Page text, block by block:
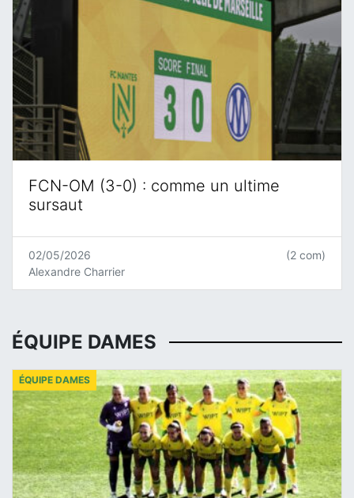
FCN-OM (3-0) : comme un ultime
sursaut
02/05/2026
Alexandre Charrier
(2 com)
ÉQUIPE DAMES
ÉQUIPE DAMES